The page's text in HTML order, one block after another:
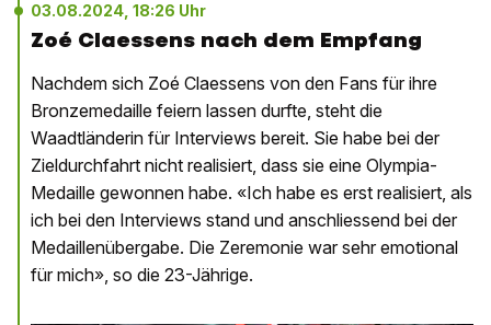
03.08.2024, 18:26 Uhr
Zoé Claessens nach dem Empfang
Nachdem sich Zoé Claessens von den Fans für ihre
Bronzemedaille feiern lassen durfte, steht die
Waadtländerin für Interviews bereit. Sie habe bei der
Zieldurchfahrt nicht realisiert, dass sie eine Olympia-
Medaille gewonnen habe. «Ich habe es erst realisiert, als
ich bei den Interviews stand und anschliessend bei der
Medaillenübergabe. Die Zeremonie war sehr emotional
für mich», so die 23-Jährige.